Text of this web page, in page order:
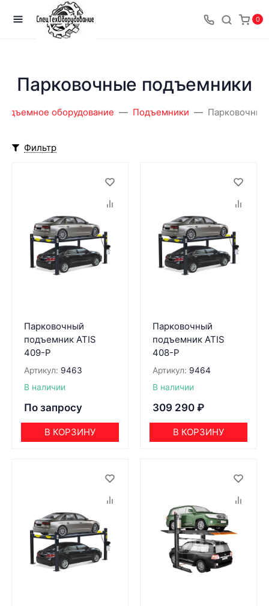
0
Парковочные подъемники
оборудование Подъемники
Фильтр
Парковочный
подъемник ATIS
409-P
Артикул: 9463
В наличии
По запросу
В КОРЗИНУ
Парковочный
подъемник ATIS
408-P
Артикул: 9464
В наличии
309 290 ₽
В КОРЗИНУ